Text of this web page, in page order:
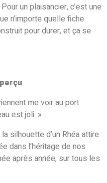
un plaisancier, c’est une
n’importe quelle fiche
pour durer, et ça se
me voir au port
est joli. »
silhouette d’un Rhéa attire
dans l’héritage de nos
après année, sur tous les